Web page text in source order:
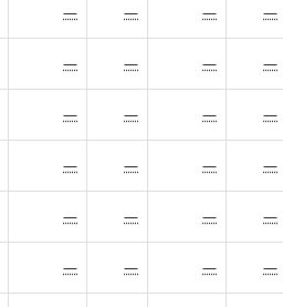
— — — —
— — — —
— — — —
— — — —
— — — —
— — — —